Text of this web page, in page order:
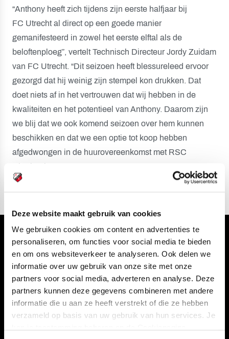
Deze website maakt gebruik van cookies
We gebruiken cookies om content en advertenties te
personaliseren, om functies voor social media te bieden
en om ons websiteverkeer te analyseren. Ook delen we
informatie over uw gebruik van onze site met onze
partners voor social media, adverteren en analyse. Deze
partners kunnen deze gegevens combineren met andere
informatie die u aan ze heeft verstrekt of die ze hebben
verzameld op basis van uw gebruik van hun services. Je
“Anthony heeft zich tijdens zijn eerste halfjaar bij
FC Utrecht al direct op een goede manier
gemanifesteerd in zowel het eerste elftal als de
beloftenploeg”, vertelt Technisch Directeur Jordy Zuidam
van FC Utrecht. “Dit seizoen heeft blessureleed ervoor
gezorgd dat hij weinig zijn stempel kon drukken. Dat
doet niets af in het vertrouwen dat wij hebben in de
kwaliteiten en het potentieel van Anthony. Daarom zijn
we blij dat we ook komend seizoen over hem kunnen
beschikken en dat we een optie tot koop hebben
afgedwongen in de huurovereenkomst met RSC
Charleroi.”
Volg ons ook via
Navigeer naar
CLUB
FOUNDATION